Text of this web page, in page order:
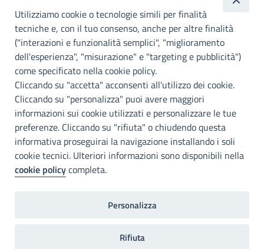
Palermo
Info e contatti
Città Metropoliitana di Palermo
Via Maqueda, 100 - 90134 - Palermo
Cod. Fisc. 80021470820
PEC: cm.pa@cert.cittametropolitana.pa.it
I nostri canali social
Accessibilità
Città Metropolitana di Palermo si impegna a rendere il proprio sito
web accessibile, conformemente al D.lgs. 10 agosto 2018, n°106
Utilizziamo cookie o tecnologie simili per finalità
tecniche e, con il tuo consenso, anche per altre finalità
("interazioni e funzionalità semplici", "miglioramento
dell'esperienza", "misurazione" e "targeting e pubblicità")
come specificato nella cookie policy.
Cliccando su "accetta" acconsenti all'utilizzo dei cookie.
Cliccando su "personalizza" puoi avere maggiori
informazioni sui cookie utilizzati e personalizzare le tue
preferenze. Cliccando su "rifiuta" o chiudendo questa
informativa proseguirai la navigazione installando i soli
cookie tecnici. Ulteriori informazioni sono disponibili nella
cookie policycompleta.
Personalizza
Rifiuta